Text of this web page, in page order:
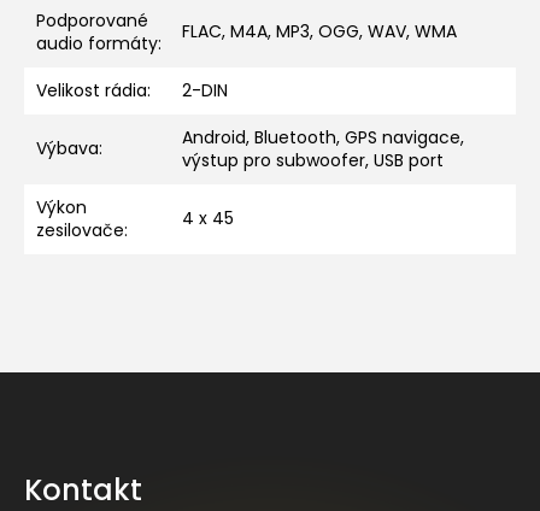
Podporované
audio formáty: FLAC, M4A, MP3, OGG, WAV, WMA
Velikost rádia: 2-DIN
Výbava:
Android, Bluetooth, GPS navigace,
výstup pro subwoofer, USB port
Výkon
zesilovače: 4 x 45
Kontakt